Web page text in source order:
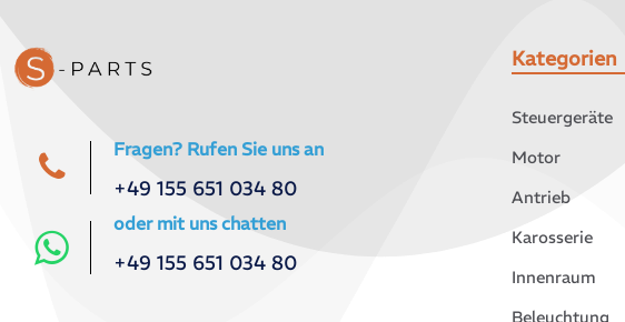
Fragen? Rufen Sie uns an
+49 155 651 034 80
oder mit uns chatten
+49 155 651 034 80
Kategorien
Steuergeräte
Motor
Antrieb
Karosserie
Innenraum
Beleuchtung